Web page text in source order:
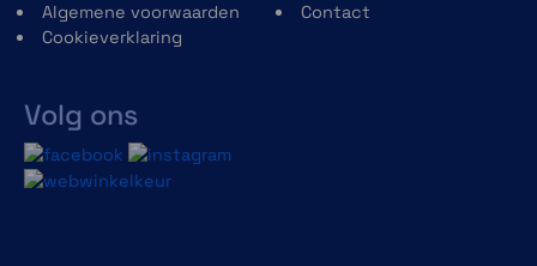
Algemene voorwaarden
Cookieverklaring
Volg ons
Contact